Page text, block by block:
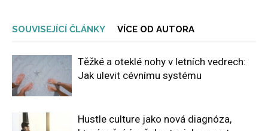
SOUVISEJÍCÍ ČLÁNKY VÍCE OD AUTORA
Těžké a oteklé nohy v letních vedrech:
Jak ulevit cévnímu systému
Hustle culture jako nová diagnóza,